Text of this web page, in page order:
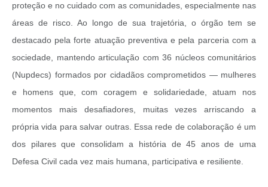
proteção e no cuidado com as comunidades, especialmente nas
áreas de risco. Ao longo de sua trajetória, o órgão tem se
destacado pela forte atuação preventiva e pela parceria com a
sociedade, mantendo articulação com 36 núcleos comunitários
(Nupdecs) formados por cidadãos comprometidos — mulheres
e homens que, com coragem e solidariedade, atuam nos
momentos mais desafiadores, muitas vezes arriscando a
própria vida para salvar outras. Essa rede de colaboração é um
dos pilares que consolidam a história de 45 anos de uma
Defesa Civil cada vez mais humana, participativa e resiliente.